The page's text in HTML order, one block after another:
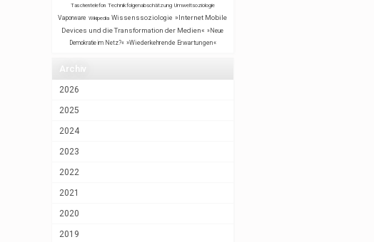
Taschentelefon Technikfolgenabschätzung Umweltsoziologie
Vaporware Wikipedia Wissenssoziologie »Internet Mobile
Devices und die Transformation der Medien« »Neue
Demokratie im Netz?« »Wiederkehrende Erwartungen«
Archiv
2026
2025
2024
2023
2022
2021
2020
2019